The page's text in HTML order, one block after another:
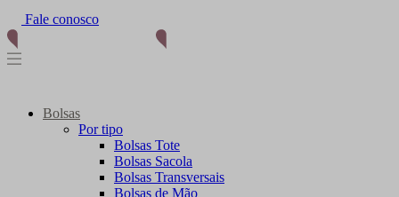
(11) 96012-2976
Fale conosco
Bolsas
Por tipo
Bolsas Tote
Bolsas Sacola
Bolsas Transversais
Bolsas de Mão